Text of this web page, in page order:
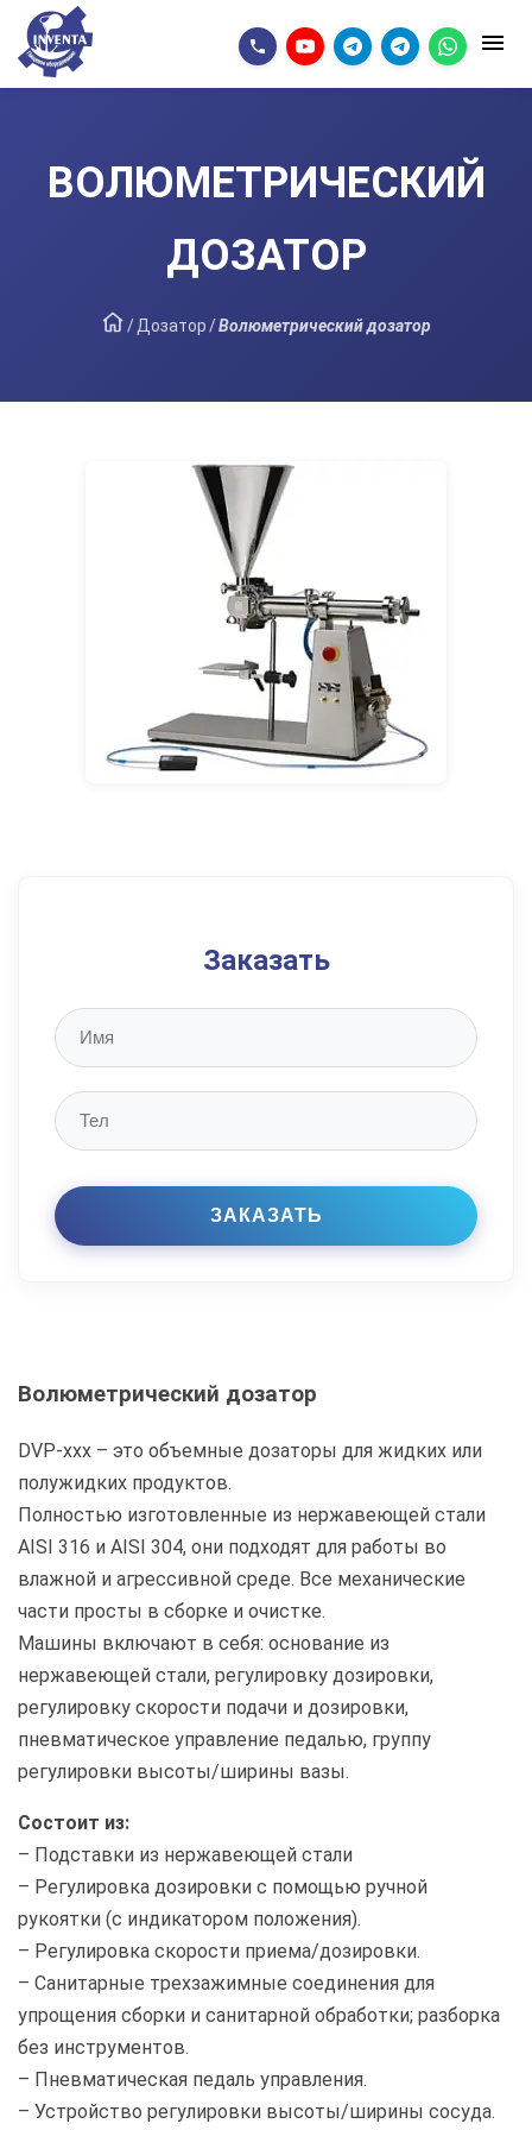
ВОЛЮМЕТРИЧЕСКИЙ
ДОЗАТОР
/Дозатор/Волюметрический дозатор
Заказать
Волюметрический дозатор
DVP-xxx – это объемные дозаторы для жидких или
полужидких продуктов.
Полностью изготовленные из нержавеющей стали
AISI 316 и AISI 304, они подходят для работы во
влажной и агрессивной среде. Все механические
части просты в сборке и очистке.
Машины включают в себя: основание из
нержавеющей стали, регулировку дозировки,
регулировку скорости подачи и дозировки,
пневматическое управление педалью, группу
регулировки высоты/ширины вазы.
Состоит из:
– Подставки из нержавеющей стали
– Регулировка дозировки с помощью ручной
рукоятки (с индикатором положения).
– Регулировка скорости приема/дозировки.
– Санитарные трехзажимные соединения для
упрощения сборки и санитарной обработки; разборка
без инструментов.
– Пневматическая педаль управления.
– Устройство регулировки высоты/ширины сосуда.